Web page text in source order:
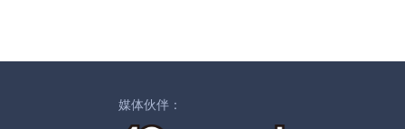
媒体伙伴：